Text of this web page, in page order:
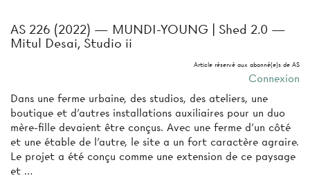
AS 226 (2022) — MUNDI-YOUNG | Shed 2.0 —
Mitul Desai, Studio ii
Article réservé aux abonné(e)s de AS
Connexion
Dans une ferme urbaine, des studios, des ateliers, une
boutique et d’autres installations auxiliaires pour un duo
mère-fille devaient être conçus. Avec une ferme d’un côté
et une étable de l’autre, le site a un fort caractère agraire.
Le projet a été conçu comme une extension de ce paysage
et …